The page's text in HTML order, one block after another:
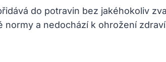
do potravin bez jakéhokoliv
a nedochází k ohrožení